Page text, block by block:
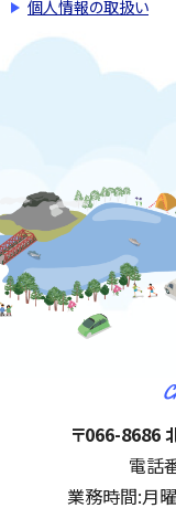
個人情報の取扱い
住所:
〒066-8686
電話
業務時間:月